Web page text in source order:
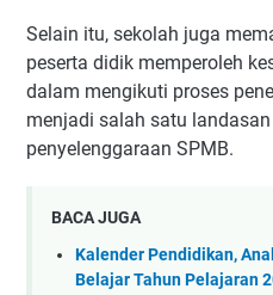
Selain itu, sekolah juga
peserta didik memperoleh
dalam mengikuti proses
menjadi salah satu
penyelenggaraan SPMB.
BACA JUGA
Kalender Pendidikan,
Belajar Tahun Pelajaran